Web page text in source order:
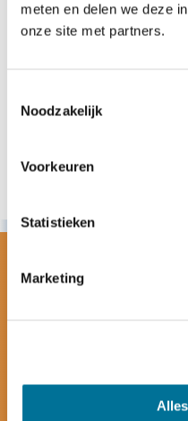
meten en delen we deze
onze site met partners.
Noodzakelijk
Voorkeuren
Statistieken
Marketing
Kamp groep 8